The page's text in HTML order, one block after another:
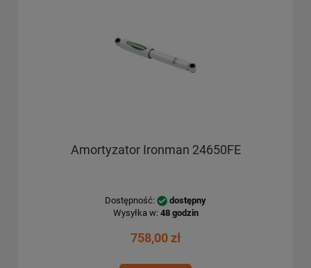
Amortyzator Ironman 24650FE
Dostępność:
dostępny
Wysyłka w: 48 godzin
758,00 zł